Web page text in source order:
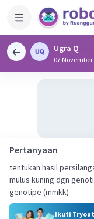
Ugra Q
07 November
Pertanyaan
tentukan hasil
mulus kuning dgn
genotipe (mmkk)
Ikuti Tryout